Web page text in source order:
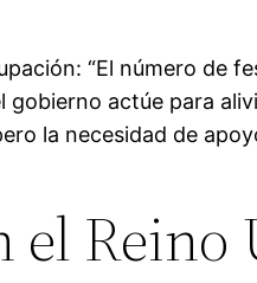
“El número de
actúe para
la necesidad de
el Reino